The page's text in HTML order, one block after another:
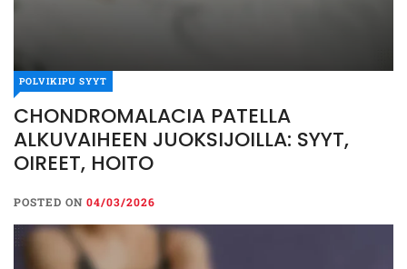
POLVIKIPU SYYT
CHONDROMALACIA PATELLA
ALKUVAIHEEN JUOKSIJOILLA: SYYT,
OIREET, HOITO
POSTED ON 04/03/2026